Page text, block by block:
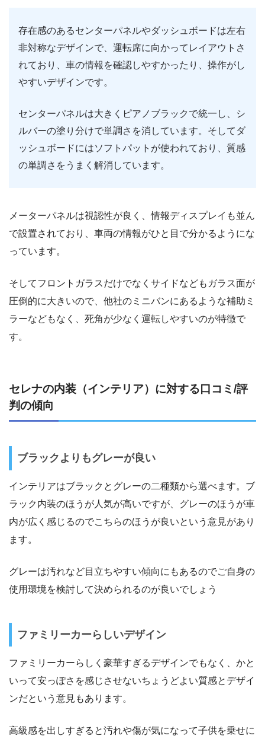
存在感のあるセンターパネルやダッシュボードは左右
非対称なデザインで、運転席に向かってレイアウトさ
れており、車の情報を確認しやすかったり、操作がし
やすいデザインです。
センターパネルは大きくピアノブラックで統一し、シ
ルバーの塗り分けで単調さを消しています。そしてダ
ッシュボードにはソフトパットが使われており、質感
の単調さをうまく解消しています。
メーターパネルは視認性が良く、情報ディスプレイも並ん
で設置されており、車両の情報がひと目で分かるようにな
っています。
そしてフロントガラスだけでなくサイドなどもガラス面が
圧倒的に大きいので、他社のミニバンにあるような補助ミ
ラーなどもなく、死角が少なく運転しやすいのが特徴で
す。
セレナの内装（インテリア）に対する口コミ/評
判の傾向
ブラックよりもグレーが良い
インテリアはブラックとグレーの二種類から選べます。ブ
ラック内装のほうが人気が高いですが、グレーのほうが車
内が広く感じるのでこちらのほうが良いという意見があり
ます。
グレーは汚れなど目立ちやすい傾向にもあるのでご自身の
使用環境を検討して決められるのが良いでしょう
ファミリーカーらしいデザイン
ファミリーカーらしく豪華すぎるデザインでもなく、かと
いって安っぽさを感じさせないちょうどよい質感とデザイ
ンだという意見もあります。
高級感を出しすぎると汚れや傷が気になって子供を乗せに